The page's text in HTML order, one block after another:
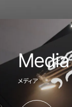
Media
メディア